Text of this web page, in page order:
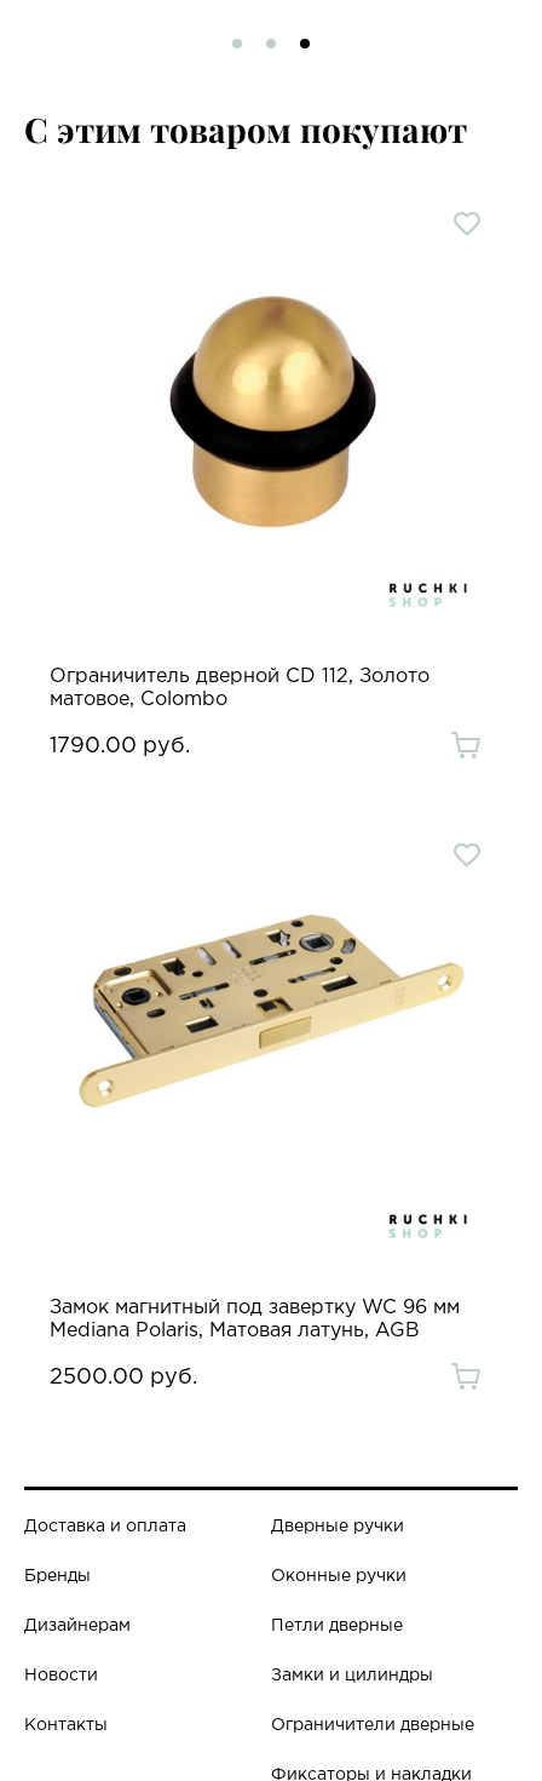
С этим товаром покупают
Ограничитель дверной CD 112, Золото
матовое, Colombo
1790.00 руб.
Замок магнитный под завертку WC 96 мм
Mediana Polaris, Матовая латунь, AGB
2500.00 руб.
Доставка и оплата
Бренды
Дизайнерам
Новости
Контакты
Дверные ручки
Оконные ручки
Петли дверные
Замки и цилиндры
Ограничители дверные
Фиксаторы и накладки